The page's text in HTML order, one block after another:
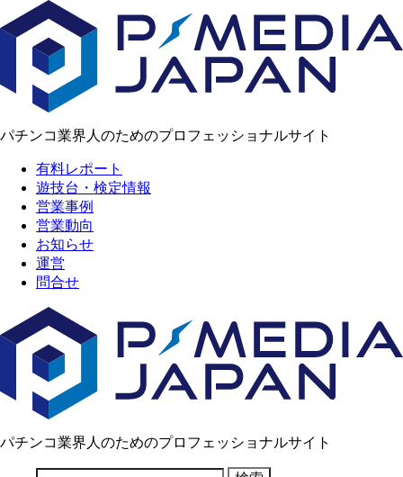
パチンコ業界人のためのプロフェッショナルサイト
有料レポート
遊技台・検定情報
営業事例
営業動向
お知らせ
運営
問合せ
パチンコ業界人のためのプロフェッショナルサイト